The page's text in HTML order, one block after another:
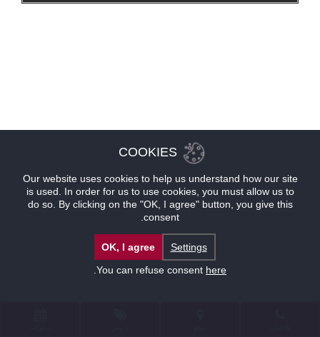
COOKIES
Our website uses cookies to help us understand how our site
is used. In order for us to use cookies, you must allow us to
do so. By clicking on the "OK, I agree" button, you give this
consent.
Settings
OK, I agree
You can refuse consent here
.